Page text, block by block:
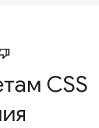
CSS